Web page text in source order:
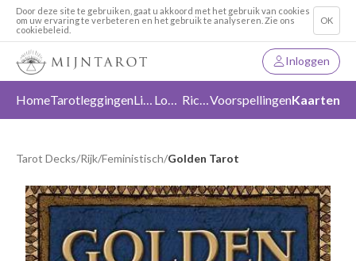
Door deze site te gebruiken, gaat u akkoord met het gebruik van cookies
om uw ervaring te verbeteren en het gebruik te analyseren. Zie ons
cookiebeleid.
OK
Inloggen
HomeTarotleggingen Liefde Loslaten RichtingVoorspellingenKaarten
Tarot Decks/Rijk/Feministisch/Golden Tarot